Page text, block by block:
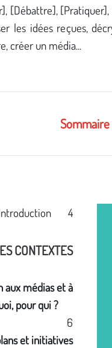
[Débattre],
les idées reçues,
créer un média...
Sommaire
4
CONTEXTES
aux médias et à
pour qui?
6
et initiatives